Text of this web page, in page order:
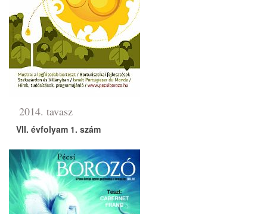
2014. tavasz
VII. évfolyam 1. szám